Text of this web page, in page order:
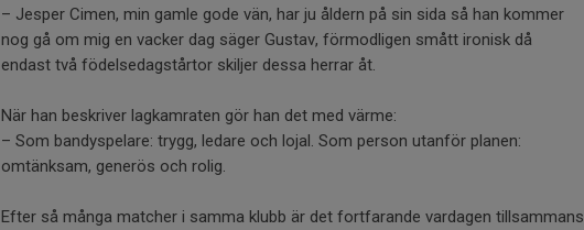
– Jesper Cimen, min gamle gode vän, har ju åldern på sin sida så han kommer
nog gå om mig en vacker dag säger Gustav, förmodligen smått ironisk då
endast två födelsedagstårtor skiljer dessa herrar åt.
När han beskriver lagkamraten gör han det med värme:
– Som bandyspelare: trygg, ledare och lojal. Som person utanför planen:
omtänksam, generös och rolig.
Efter så många matcher i samma klubb är det fortfarande vardagen tillsammans